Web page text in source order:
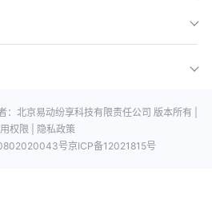
：北京易动纷享科技有限责任公司 版本所有 |
权限 |
隐私政策
号京ICP备12021815号